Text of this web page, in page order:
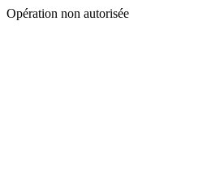
Opération non autorisée